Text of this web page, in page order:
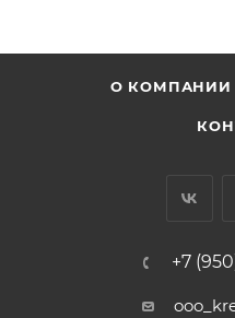
О КОМПАНИИ
+7